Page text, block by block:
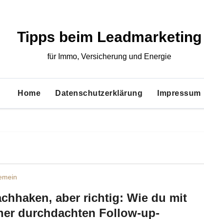
Tipps beim Leadmarketing
für Immo, Versicherung und Energie
Home Datenschutzerklärung Impressum
aber richtig: Wie du mit
durchdachten Follow-up-